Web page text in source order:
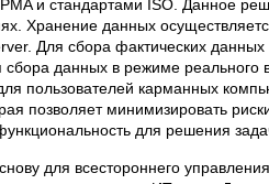
и стандартами ISO. Данное
Хранение данных
Для сбора фактических данных
сбора данных в режиме реального
пользователей карманных
позволяет минимизировать
для решения
для всестороннего